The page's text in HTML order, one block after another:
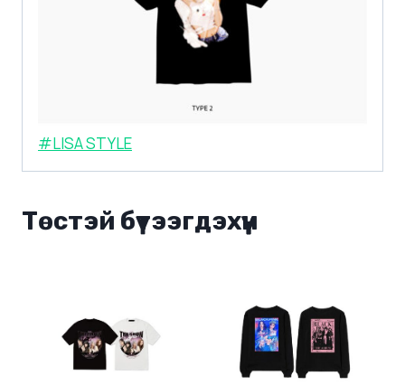
#LISA STYLE
Төстэй бүтээгдэхүүн